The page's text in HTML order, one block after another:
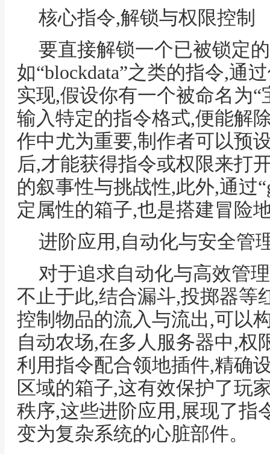
核心指令,解锁与权限控制
要直接解锁一个已被锁定
如“blockdata”之类的指令,通
实现,假设你有一个被命名为
输入特定的指令格式,便能解
作中尤为重要,制作者可以预
后,才能获得指令或权限来打
的叙事性与挑战性,此外,通过
定属性的箱子,也是搭建冒险
进阶应用,自动化与安全管
对于追求自动化与高效管
不止于此,结合漏斗,投掷器等
控制物品的流入与流出,可以
自动农场,在多人服务器中,权
利用指令配合领地插件,精确
区域的箱子,这有效保护了玩
秩序,这些进阶应用,展现了指
变为复杂系统的心脏部件。